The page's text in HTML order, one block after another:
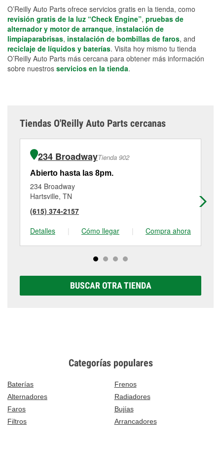
O’Reilly Auto Parts ofrece servicios gratis en la tienda, como
revisión gratis de la luz “Check Engine”, pruebas de
alternador y motor de arranque, instalación de
limpiaparabrisas, instalación de bombillas de faros, and
reciclaje de líquidos y baterías. Visita hoy mismo tu tienda
O’Reilly Auto Parts más cercana para obtener más información
sobre nuestros servicios en la tienda.
Tiendas O'Reilly Auto Parts cercanas
234 BroadwayTienda 902
Abierto hasta las 8pm.
234 Broadway
Hartsville, TN
(615) 374-2157
Detalles
| Cómo llegar | Compra ahora
BUSCAR OTRA TIENDA
Categorías populares
Baterías
Frenos
Alternadores
Radiadores
Faros
Bujías
Filtros
Arrancadores